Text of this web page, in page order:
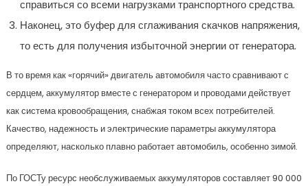
справиться со всеми нагрузками транспортного средства.
Наконец, это буфер для сглаживания скачков напряжения,
то есть для получения избыточной энергии от генератора.
В то время как «горячий» двигатель автомобиля часто сравнивают с
сердцем, аккумулятор вместе с генератором и проводами действует
как система кровообращения, снабжая током всех потребителей.
Качество, надежность и электрические параметры аккумулятора
определяют, насколько плавно работает автомобиль, особенно зимой.
По ГОСТу ресурс необслуживаемых аккумуляторов составляет 90 000